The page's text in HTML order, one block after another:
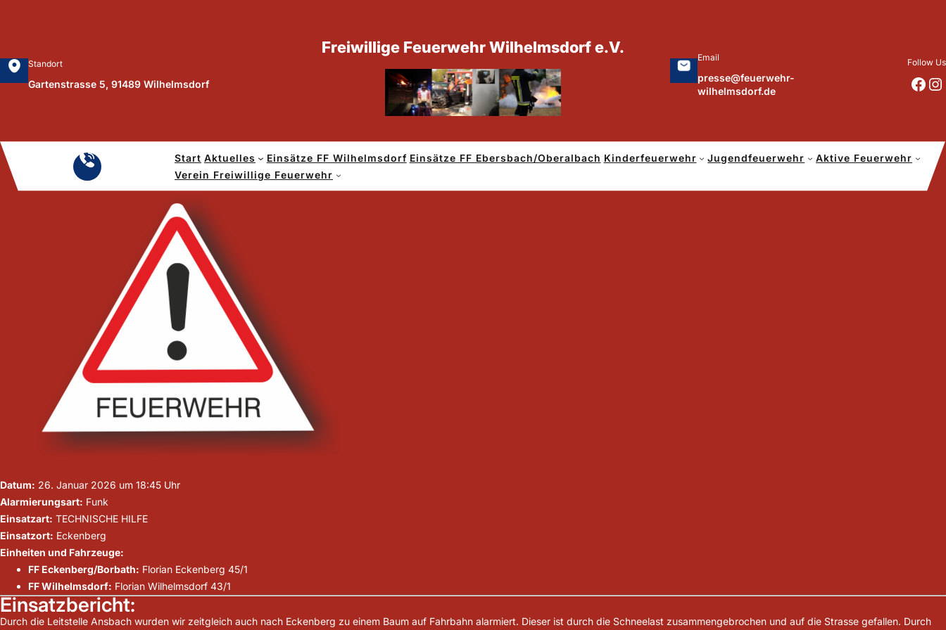
Standort
Gartenstrasse 5, 91489 Wilhelmsdorf
Freiwillige Feuerwehr Wilhelmsdorf e.V.
Email
presse@feuerwehr-
wilhelmsdorf.de
Follow Us
https://www.facebook.com/p/Feuerwehr-Wilhelmsdorf-Mfr-100041655560073/?locale=de_DE https://www.instagram.com/feuerwehr_wilhelmsdorf_mfr/
Start Aktuelles Einsätze FF Wilhelmsdorf Einsätze FF Ebersbach/Oberalbach Kinderfeuerwehr Jugendfeuerwehr
Aktive Feuerwehr
Verein Freiwillige Feuerwehr
THL – Baum auf Fahrbahn
Datum: 26. Januar 2026 um 18:45 Uhr
Alarmierungsart: Funk
Einsatzart: TECHNISCHE HILFE
Einsatzort: Eckenberg
Einheiten und Fahrzeuge:
FF Eckenberg/Borbath: Florian Eckenberg 45/1
FF Wilhelmsdorf: Florian Wilhelmsdorf 43/1
Einsatzbericht:
Durch die Leitstelle Ansbach wurden wir zeitgleich auch nach Eckenberg zu einem Baum auf Fahrbahn alarmiert. Dieser ist durch die Schneelast zusammengebrochen und auf die Strasse gefallen. Durch